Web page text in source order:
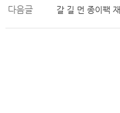
다음글 갈 길 먼 종이팩